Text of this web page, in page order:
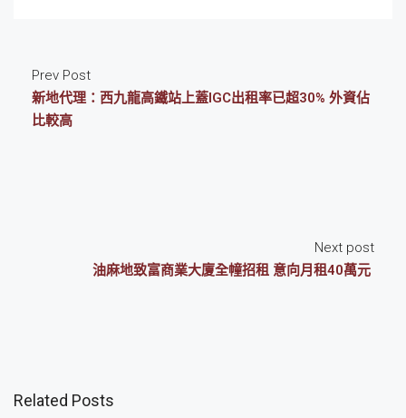
Prev Post
新地代理：西九龍高鐵站上蓋IGC出租率已超30% 外資佔
比較高
Next post
油麻地致富商業大廈全幢招租 意向月租40萬元
Related Posts